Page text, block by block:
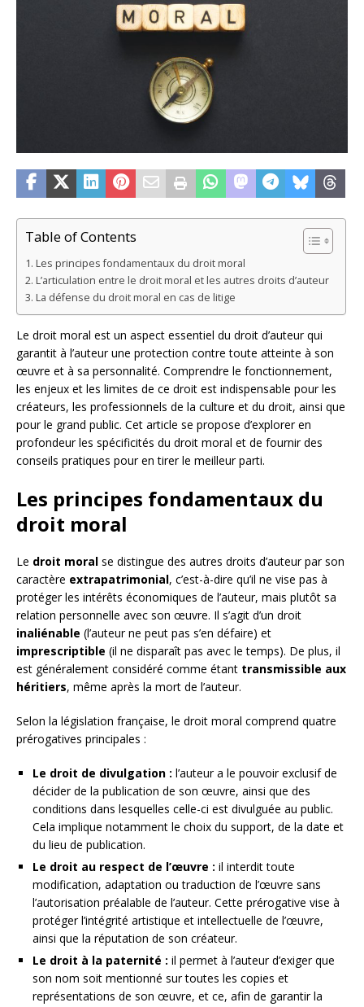
Table of Contents
Les principes fondamentaux du droit moral
L’articulation entre le droit moral et les autres droits d’auteur
La défense du droit moral en cas de litige
Le droit moral est un aspect essentiel du droit d’auteur qui
garantit à l’auteur une protection contre toute atteinte à son
œuvre et à sa personnalité. Comprendre le fonctionnement,
les enjeux et les limites de ce droit est indispensable pour les
créateurs, les professionnels de la culture et du droit, ainsi que
pour le grand public. Cet article se propose d’explorer en
profondeur les spécificités du droit moral et de fournir des
conseils pratiques pour en tirer le meilleur parti.
Les principes fondamentaux du
droit moral
Le droit moral se distingue des autres droits d’auteur par son
caractère extrapatrimonial, c’est-à-dire qu’il ne vise pas à
protéger les intérêts économiques de l’auteur, mais plutôt sa
relation personnelle avec son œuvre. Il s’agit d’un droit
inaliénable (l’auteur ne peut pas s’en défaire) et
imprescriptible (il ne disparaît pas avec le temps). De plus, il
est généralement considéré comme étant transmissible aux
héritiers, même après la mort de l’auteur.
Selon la législation française, le droit moral comprend quatre
prérogatives principales :
Le droit de divulgation : l’auteur a le pouvoir exclusif de
décider de la publication de son œuvre, ainsi que des
conditions dans lesquelles celle-ci est divulguée au public.
Cela implique notamment le choix du support, de la date et
du lieu de publication.
Le droit au respect de l’œuvre : il interdit toute
modification, adaptation ou traduction de l’œuvre sans
l’autorisation préalable de l’auteur. Cette prérogative vise à
protéger l’intégrité artistique et intellectuelle de l’œuvre,
ainsi que la réputation de son créateur.
Le droit à la paternité : il permet à l’auteur d’exiger que
son nom soit mentionné sur toutes les copies et
représentations de son œuvre, et ce, afin de garantir la